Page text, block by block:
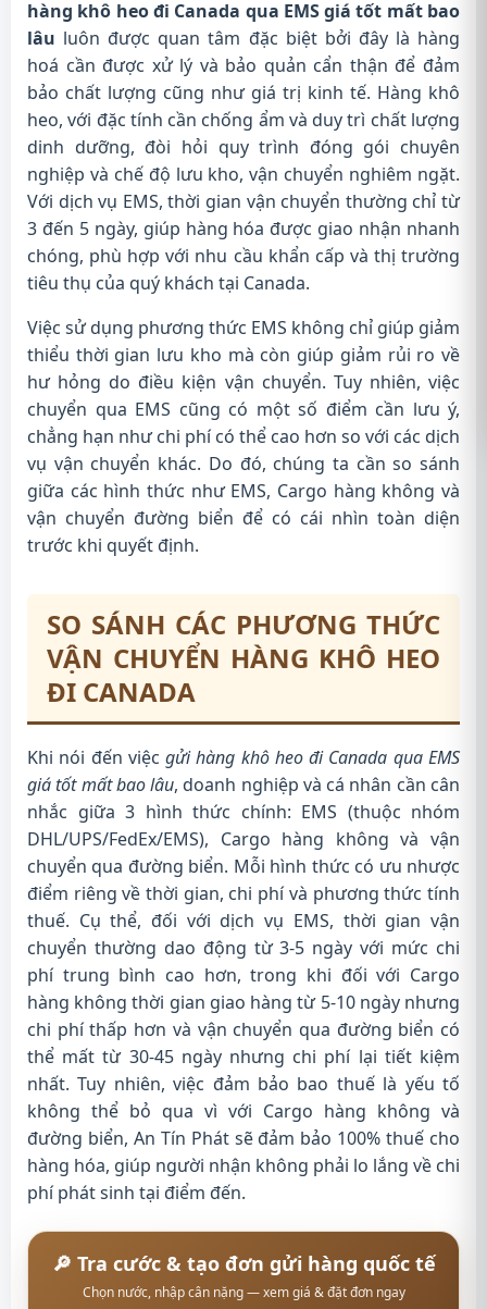
hàng khô heo đi Canada qua EMS giá tốt mất bao
lâu luôn được quan tâm đặc biệt bởi đây là hàng
hoá cần được xử lý và bảo quản cẩn thận để đảm
bảo chất lượng cũng như giá trị kinh tế. Hàng khô
heo, với đặc tính cần chống ẩm và duy trì chất lượng
dinh dưỡng, đòi hỏi quy trình đóng gói chuyên
nghiệp và chế độ lưu kho, vận chuyển nghiêm ngặt.
Với dịch vụ EMS, thời gian vận chuyển thường chỉ từ
3 đến 5 ngày, giúp hàng hóa được giao nhận nhanh
chóng, phù hợp với nhu cầu khẩn cấp và thị trường
tiêu thụ của quý khách tại Canada.
Việc sử dụng phương thức EMS không chỉ giúp giảm
thiểu thời gian lưu kho mà còn giúp giảm rủi ro về
hư hỏng do điều kiện vận chuyển. Tuy nhiên, việc
chuyển qua EMS cũng có một số điểm cần lưu ý,
chẳng hạn như chi phí có thể cao hơn so với các dịch
vụ vận chuyển khác. Do đó, chúng ta cần so sánh
giữa các hình thức như EMS, Cargo hàng không và
vận chuyển đường biển để có cái nhìn toàn diện
trước khi quyết định.
SO SÁNH CÁC PHƯƠNG THỨC
VẬN CHUYỂN HÀNG KHÔ HEO
ĐI CANADA
Khi nói đến việcgửi hàng khô heo đi Canada qua EMS
giá tốt mất bao lâu, doanh nghiệp và cá nhân cần cân
nhắc giữa 3 hình thức chính: EMS (thuộc nhóm
DHL/UPS/FedEx/EMS), Cargo hàng không và vận
chuyển qua đường biển. Mỗi hình thức có ưu nhược
điểm riêng về thời gian, chi phí và phương thức tính
thuế. Cụ thể, đối với dịch vụ EMS, thời gian vận
chuyển thường dao động từ 3-5 ngày với mức chi
phí trung bình cao hơn, trong khi đối với Cargo
hàng không thời gian giao hàng từ 5-10 ngày nhưng
chi phí thấp hơn và vận chuyển qua đường biển có
thể mất từ 30-45 ngày nhưng chi phí lại tiết kiệm
nhất. Tuy nhiên, việc đảm bảo bao thuế là yếu tố
không thể bỏ qua vì với Cargo hàng không và
đường biển, An Tín Phát sẽ đảm bảo 100% thuế cho
hàng hóa, giúp người nhận không phải lo lắng về chi
phí phát sinh tại điểm đến.
🔎 Tra cước & tạo đơn gửi hàng quốc tế
Chọn nước, nhập cân nặng — xem giá & đặt đơn ngay